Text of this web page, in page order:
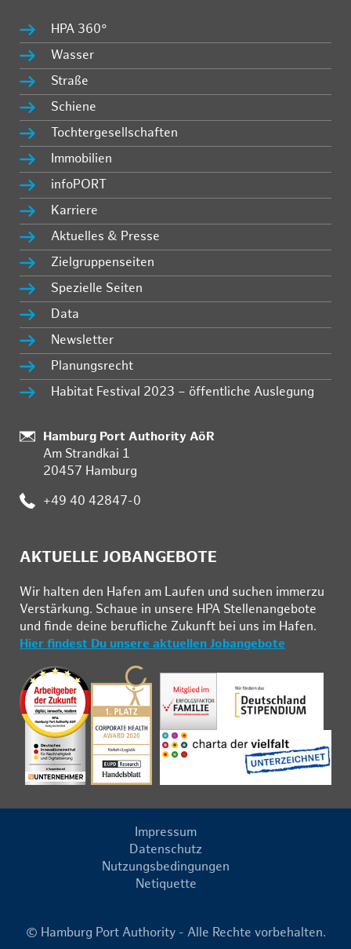
HPA 360°
Wasser
Straße
Schiene
Tochtergesellschaften
Immobilien
infoPORT
Karriere
Aktuelles & Presse
Zielgruppenseiten
Spezielle Seiten
Data
Newsletter
Planungsrecht
Habitat Festival 2023 – öffentliche Auslegung
Standort:
Hamburg Port Authority AöR
Am Strandkai 1
20457 Hamburg
Telefon:
+49 40 42847-0
AKTUELLE JOBANGEBOTE
Wir hal­ten den Ha­fen am Lau­fen und su­chen im­mer­zu
Ver­stär­kung. Schau­e in un­se­re HPA Stel­len­an­ge­bo­te
und fin­de deine be­ruf­li­che Zu­kunft bei uns im Ha­fen.
Hier findest Du unsere aktuellen Jobangebote
Impressum
Datenschutz
Nutzungsbedingungen
Netiquette
© Hamburg Port Authority - Alle Rechte vorbehalten.